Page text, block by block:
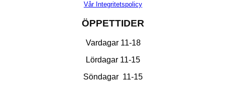
Vår Integritetspolicy
ÖPPETTIDER
Vardagar 11-18
Lördagar 11-15
Söndagar 11-15